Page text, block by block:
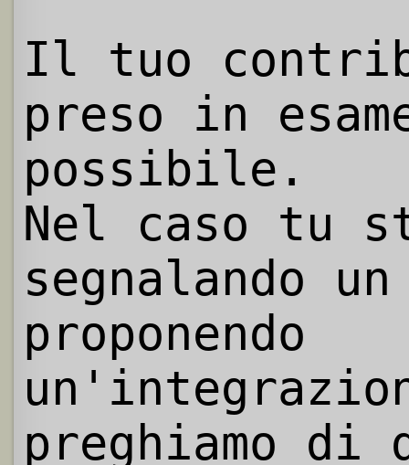
Il tuo
preso in
possibile.
Nel caso tu
segnalando
proponendo
preghiamo